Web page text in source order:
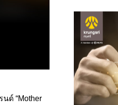
ด์ “Mother